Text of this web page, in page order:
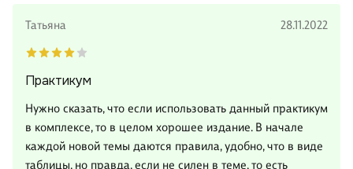
Татьяна 28.11.2022
Практикум
Нужно сказать, что если использовать данный практикум
в комплексе, то в целом хорошее издание. В начале
каждой новой темы даются правила, удобно, что в виде
таблицы, но правда, если не силен в теме, то есть